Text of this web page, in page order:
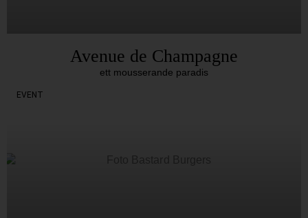
Avenue de Champagne
ett mousserande paradis
EVENT